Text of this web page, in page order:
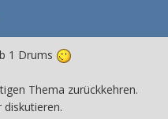
1 Drums
Thema zurückkehren.